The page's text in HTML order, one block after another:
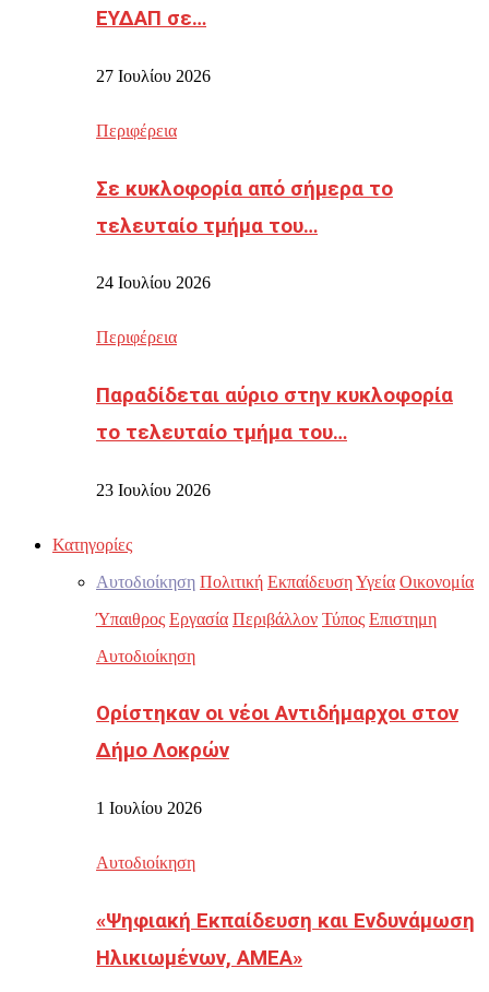
ΕΥΔΑΠ σε…
27 Ιουλίου 2026
Περιφέρεια
Σε κυκλοφορία από σήμερα το
τελευταίο τμήμα του…
24 Ιουλίου 2026
Περιφέρεια
Παραδίδεται αύριο στην κυκλοφορία
το τελευταίο τμήμα του…
23 Ιουλίου 2026
Κατηγορίες
Αυτοδιοίκηση Πολιτική ΕκπαίδευσηΥγεία Οικονομία
Ύπαιθρος Εργασία Περιβάλλον Τύπος Επιστημη
Αυτοδιοίκηση
Ορίστηκαν οι νέοι Αντιδήμαρχοι στον
Δήμο Λοκρών
1 Ιουλίου 2026
Αυτοδιοίκηση
«Ψηφιακή Εκπαίδευση και Ενδυνάμωση
Ηλικιωμένων, ΑΜΕΑ»